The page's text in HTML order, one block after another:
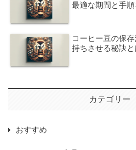
最適な期間と手
コーヒー豆の保
持ちさせる秘訣と
カテゴリー
おすすめ